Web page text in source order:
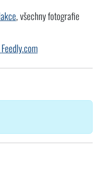
, všechny fotografie
Feedly.com